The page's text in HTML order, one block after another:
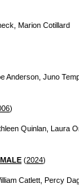
Marion Cotillard
Anderson, Juno
)
Quinlan, Laura
(2024)
Catlett, Percy